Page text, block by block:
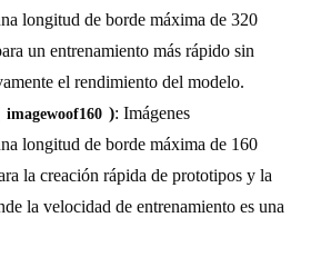
longitud de borde máxima de 320
un entrenamiento más rápido sin
el rendimiento del modelo.
imagewoof160 ): Imágenes
longitud de borde máxima de 160
la creación rápida de prototipos y la
la velocidad de entrenamiento es una